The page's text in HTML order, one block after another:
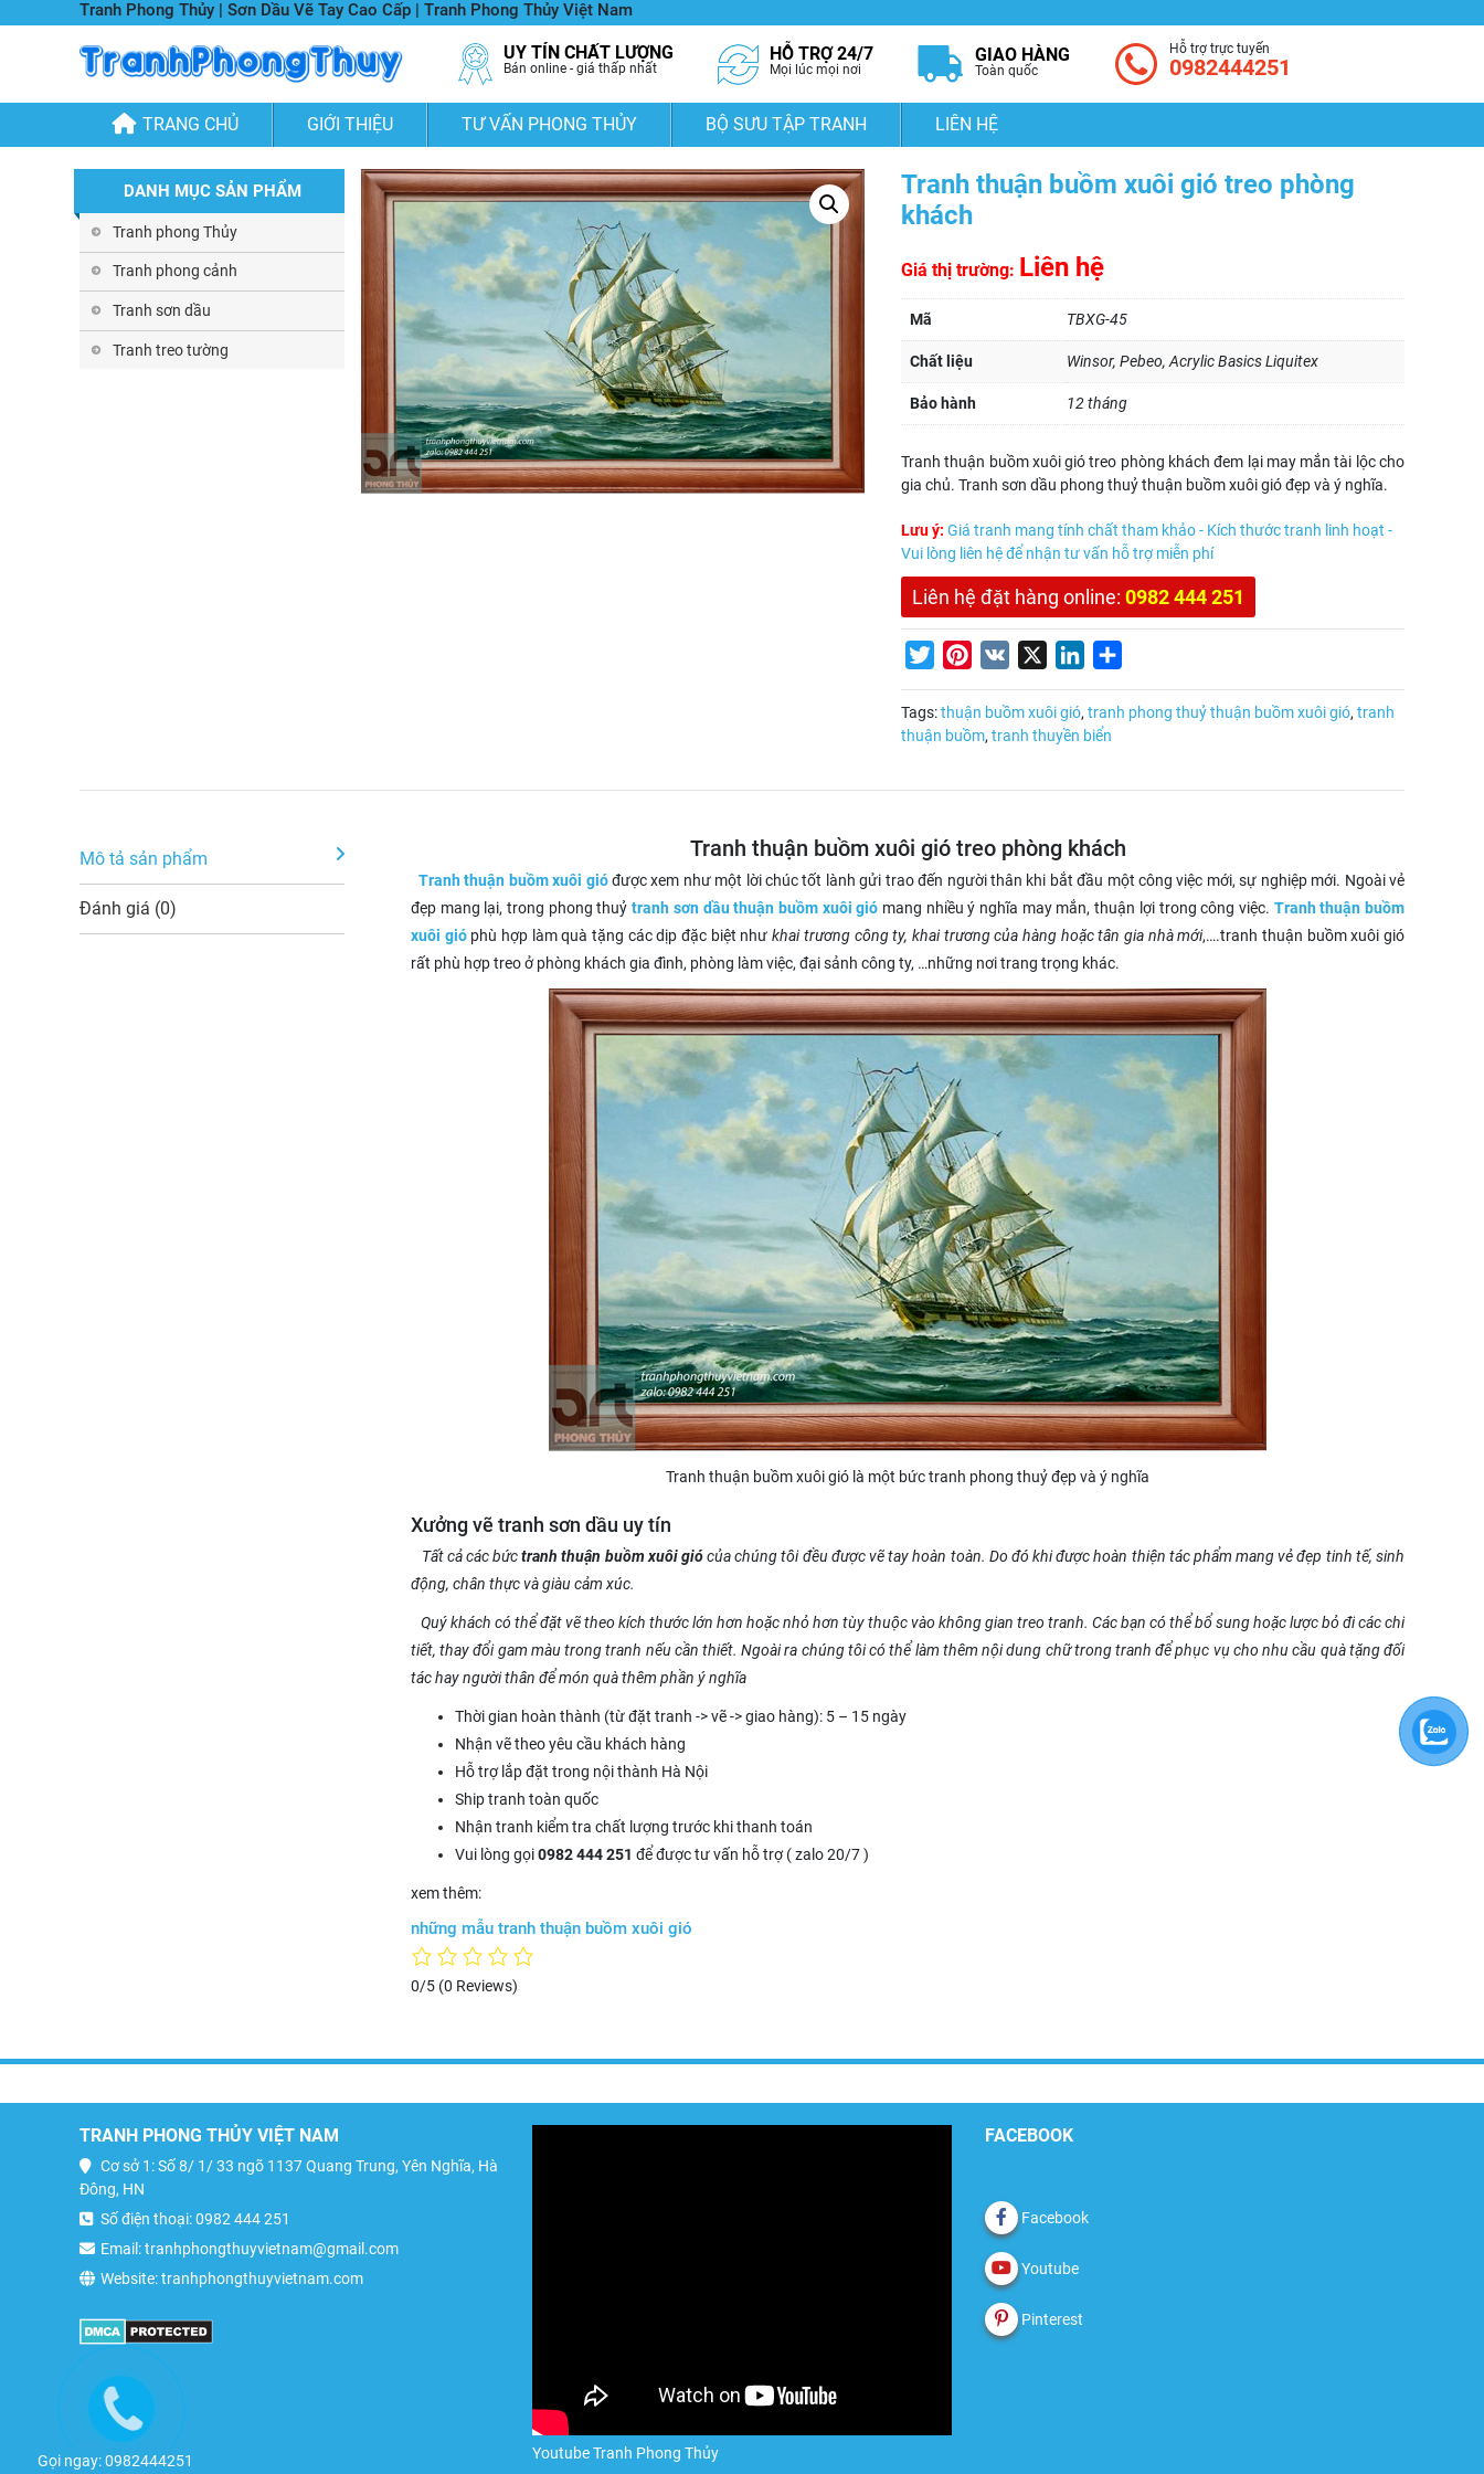
Tranh Phong Thủy | Sơn Dầu Vẽ Tay Cao Cấp | Tranh Phong Thủy Việt Nam
UY TÍN CHẤT LƯỢNG
Bán online - giá thấp nhất
HỖ TRỢ 24/7
Mọi lúc mọi nơi
GIAO HÀNG
Toàn quốc
Hỗ trợ trực tuyến
0982444251
TRANG CHỦ GIỚI THIỆU TƯ VẤN PHONG THỦY BỘ SƯU TẬP TRANH LIÊN HỆ
DANH MỤC SẢN PHẨM
Tranh phong Thủy
Tranh phong cảnh
Tranh sơn dầu
Tranh treo tường
Tranh thuận buồm xuôi gió treo phòng
khách
Giá thị trường: Liên hệ
Mã TBXG-45
Chất liệu Winsor, Pebeo, Acrylic Basics Liquitex
Bảo hành 12 tháng
Tranh thuận buồm xuôi gió treo phòng khách đem lại may mắn tài lộc cho
gia chủ. Tranh sơn dầu phong thuỷ thuận buồm xuôi gió đẹp và ý nghĩa.
Lưu ý: Giá tranh mang tính chất tham khảo - Kích thước tranh linh hoạt -
Vui lòng liên hệ để nhận tư vấn hỗ trợ miễn phí
Liên hệ đặt hàng online: 0982 444 251
TwitterPinterest
VK LinkedIn
Tags:thuận buồm xuôi gió, tranh phong thuỷ thuận buồm xuôi gió, tranh
thuận buồm, tranh thuyền biển
Mô tả sản phẩm
Đánh giá (0)
Tranh thuận buồm xuôi gió treo phòng khách
Tranh thuận buồm xuôi gióđược xem như một lời chúc tốt lành gửi trao đến người thân khi bắt đầu một công việc mới, sự nghiệp mới. Ngoài vẻ
đẹp mang lại, trong phong thuỷtranh sơn dầu thuận buồm xuôi gió mang nhiều ý nghĩa may mắn, thuận lợi trong công việc. Tranh thuận buồm
xuôi gióphù hợp làm quà tặng các dịp đặc biệt nhưkhai trương công ty, khai trương của hàng hoặc tân gia nhà mới,….tranh thuận buồm xuôi gió
rất phù hợp treo ở phòng khách gia đình, phòng làm việc, đại sảnh công ty, …những nơi trang trọng khác.
Tranh thuận buồm xuôi gió là một bức tranh phong thuỷ đẹp và ý nghĩa
Xưởng vẽ tranh sơn dầu uy tín
Tất cả các bứctranh thuận buồm xuôi giócủa chúng tôi đều được vẽ tay hoàn toàn. Do đó khi được hoàn thiện tác phẩm mang vẻ đẹp tinh tế, sinh
động, chân thực và giàu cảm xúc.
Quý khách có thể đặt vẽ theo kích thước lớn hơn hoặc nhỏ hơn tùy thuộc vào không gian treo tranh. Các bạn có thể bổ sung hoặc lược bỏ đi các chi
tiết, thay đổi gam màu trong tranh nếu cần thiết. Ngoài ra chúng tôi có thể làm thêm nội dung chữ trong tranh để phục vụ cho nhu cầu quà tặng đối
tác hay người thân để món quà thêm phần ý nghĩa
Thời gian hoàn thành (từ đặt tranh -> vẽ -> giao hàng): 5 – 15 ngày
Nhận vẽ theo yêu cầu khách hàng
Hỗ trợ lắp đặt trong nội thành Hà Nội
Ship tranh toàn quốc
Nhận tranh kiểm tra chất lượng trước khi thanh toán
Vui lòng gọi0982 444 251 để được tư vấn hỗ trợ ( zalo 20/7 )
xem thêm:
những mẫu tranh thuận buồm xuôi gió
0/5 (0 Reviews)
TRANH PHONG THỦY VIỆT NAM
Cơ sở 1: Số 8/ 1/ 33 ngõ 1137 Quang Trung, Yên Nghĩa, Hà
Đông, HN
Số điện thoại: 0982 444 251
Email: tranhphongthuyvietnam@gmail.com
Website: tranhphongthuyvietnam.com
Youtube Tranh Phong Thủy
FACEBOOK
Facebook
Youtube
Pinterest
Gọi ngay: 0982444251